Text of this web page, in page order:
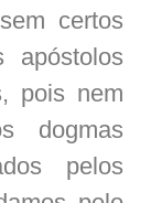
certos
apóstolos
pois nem
dogmas
pelos